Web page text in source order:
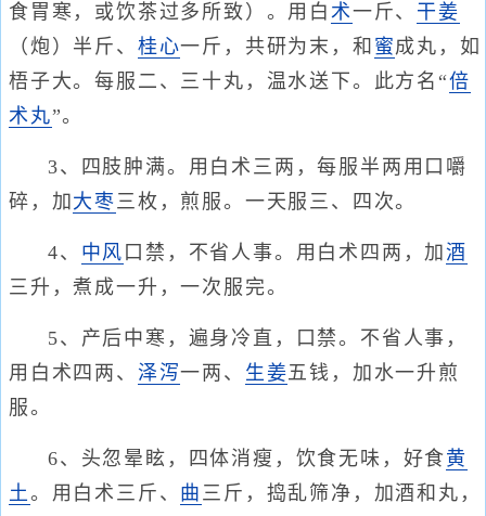
食胃寒，或饮茶过多所致）。用白 术一斤、 干姜
（炮）半斤、 桂心一斤，共研为末，和 蜜成丸，如
梧子大。每服二、三十丸，温水送下。此方名“倍
术丸”。
3、四肢肿满。用白术三两，每服半两用口嚼
碎，加 大枣三枚，煎服。一天服三、四次。
4、 中风 口禁，不省人事。用白术四两，加酒
三升，煮成一升，一次服完。
5、产后中寒，遍身冷直，口禁。不省人事，
用白术四两、 泽泻一两、 生姜五钱，加水一升煎
服。
6、头忽晕眩，四体消瘦，饮食无味，好食黄
土。用白术三斤、 曲 三斤，捣乱筛净，加酒和丸，